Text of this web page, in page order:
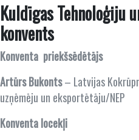
Kuldīgas Tehnoloģiju
konvents
Konventa priekšsēdētājs
Artūrs Bukonts– Latvijas
uzņēmēju un eksportētāju/NEP
Konventa locekļi